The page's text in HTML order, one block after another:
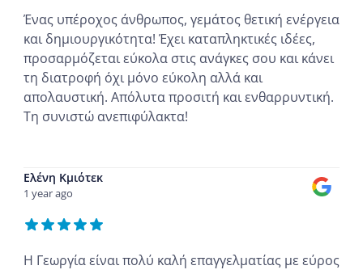
Ένας υπέροχος άνθρωπος, γεμάτος θετική ενέργεια
και δημιουργικότητα! Έχει καταπληκτικές ιδέες,
προσαρμόζεται εύκολα στις ανάγκες σου και κάνει
τη διατροφή όχι μόνο εύκολη αλλά και
απολαυστική. Απόλυτα προσιτή και ενθαρρυντική.
Τη συνιστώ ανεπιφύλακτα!
Ελένη Κμιότεκ
1 year ago
Η Γεωργία είναι πολύ καλή επαγγελματίας με εύρος